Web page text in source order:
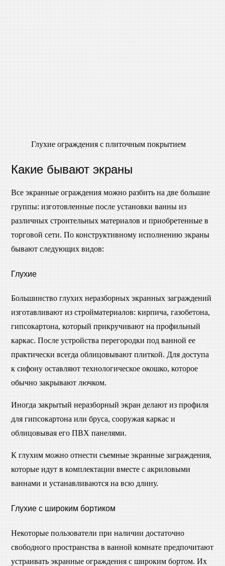
Глухие ограждения с плиточным покрытием
Какие бывают экраны
Все экранные ограждения можно разбить на две большие
группы: изготовленные после установки ванны из
различных строительных материалов и приобретенные в
торговой сети. По конструктивному исполнению экраны
бывают следующих видов:
Глухие
Большинство глухих неразборных экранных заграждений
изготавливают из стройматериалов: кирпича, газобетона,
гипсокартона, который прикручивают на профильный
каркас. После устройства перегородки под ванной ее
практически всегда облицовывают плиткой. Для доступа
к сифону оставляют технологическое окошко, которое
обычно закрывают лючком.
Иногда закрытый неразборный экран делают из профиля
для гипсокартона или бруса, сооружая каркас и
облицовывая его ПВХ панелями.
К глухим можно отнести съемные экранные заграждения,
которые идут в комплектации вместе с акриловыми
ваннами и устанавливаются на всю длину.
Глухие с широким бортиком
Некоторые пользователи при наличии достаточно
свободного пространства в ванной комнате предпочитают
устраивать экранные ограждения с широким бортом. Их